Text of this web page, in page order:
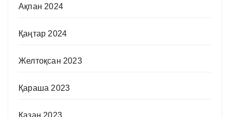
Ақпан 2024
Қаңтар 2024
Желтоқсан 2023
Қараша 2023
Қазан 2023